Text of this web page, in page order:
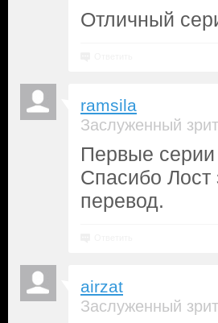
Отличный
ramsila
Заслуженный
Первые
Спасибо Лост
перевод.
airzat
Заслуженный